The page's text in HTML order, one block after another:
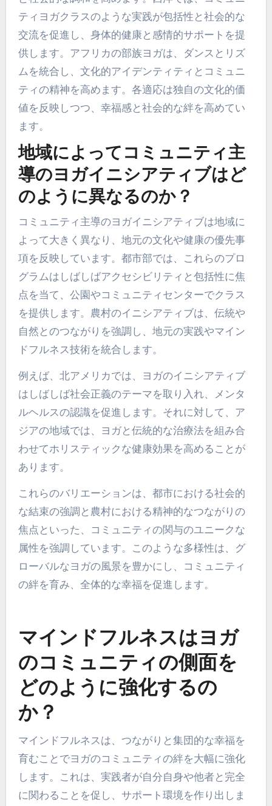
ミュニティの絆とホリスティックな健康効果を強
調しています。インドでは、ハタやクンダリーニ
ヨガの伝統的な実践が精神的成長とコミュニティ
のつながりに焦点を当てています。チベットのヨ
ガは、呼吸法と瞑想を取り入れて精神的な明晰さ
と社会的な調和を高めます。西洋では、コミュニ
ティヨガクラスのような実践が包括性と社会的な
交流を促進し、身体的健康と感情的サポートを提
供します。アフリカの部族ヨガは、ダンスとリズ
ムを統合し、文化的アイデンティティとコミュニ
ティの精神を高めます。各適応は独自の文化的価
値を反映しつつ、幸福感と社会的な絆を高めてい
地域によってコミュニティ主
導のヨガイニシアティブはど
のように異なるのか？
コミュニティ主導のヨガイニシアティブは地域に
よって大きく異なり、地元の文化や健康の優先事
グラムはしばしばアクセシビリティと包括性に焦
点を当て、公園やコミュニティセンターでクラス
を提供します。農村のイニシアティブは、伝統や
自然とのつながりを強調し、地元の実践やマイン
ドフルネス技術を統合します。
はしばしば社会正義のテーマを取り入れ、メンタ
ルヘルスの認識を促進します。それに対して、ア
ジアの地域では、ヨガと伝統的な治療法を組み合
わせてホリスティックな健康効果を高めることが
あります。
焦点といった、コミュニティの関与のユニークな
属性を強調しています。このような多様性は、グ
ローバルなヨガの風景を豊かにし、コミュニティ
の絆を育み、全体的な幸福を促進します。
マインドフルネスはヨガ
のコミュニティの側面を
どのように強化するの